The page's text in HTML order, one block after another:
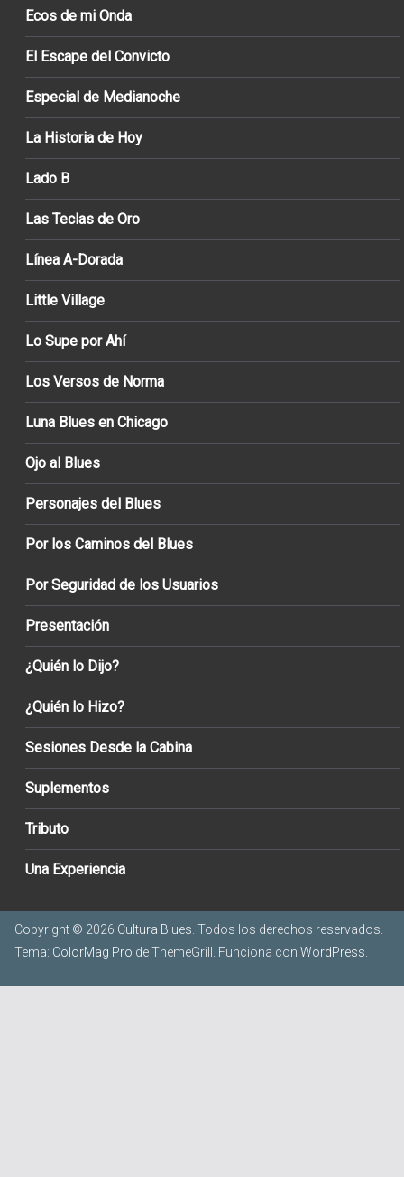
Ecos de mi Onda
El Escape del Convicto
Especial de Medianoche
La Historia de Hoy
Lado B
Las Teclas de Oro
Línea A-Dorada
Little Village
Lo Supe por Ahí
Los Versos de Norma
Luna Blues en Chicago
Ojo al Blues
Personajes del Blues
Por los Caminos del Blues
Por Seguridad de los Usuarios
Presentación
¿Quién lo Dijo?
¿Quién lo Hizo?
Sesiones Desde la Cabina
Suplementos
Tributo
Una Experiencia
Copyright © 2026 Cultura Blues. Todos los derechos reservados.
Tema: ColorMag Pro de ThemeGrill. Funciona con WordPress.